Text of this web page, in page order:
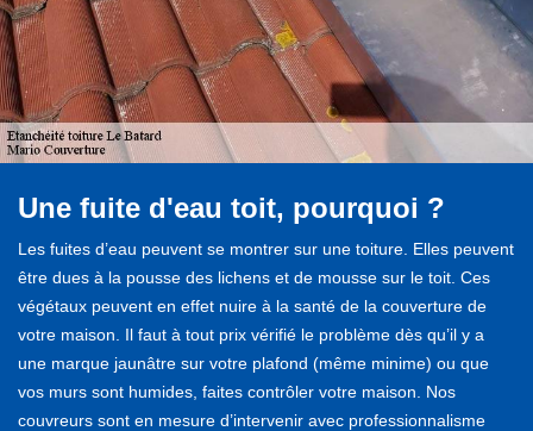
Une fuite d'eau toit, pourquoi ?
Les fuites d’eau peuvent se montrer sur une toiture. Elles peuvent
être dues à la pousse des lichens et de mousse sur le toit. Ces
végétaux peuvent en effet nuire à la santé de la couverture de
votre maison. Il faut à tout prix vérifié le problème dès qu’il y a
une marque jaunâtre sur votre plafond (même minime) ou que
vos murs sont humides, faites contrôler votre maison. Nos
couvreurs sont en mesure d’intervenir avec professionnalisme